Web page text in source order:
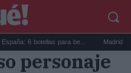
6 botellas para be... Madrid
personaje